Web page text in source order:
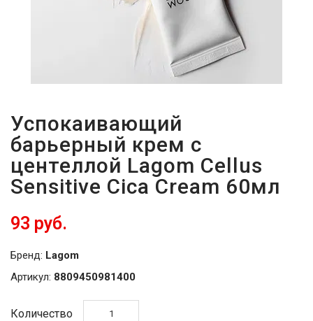
Успокаивающий
барьерный крем с
центеллой Lagom Cellus
Sensitive Cica Cream 60мл
93 руб.
Бренд: Lagom
Артикул: 8809450981400
Количество